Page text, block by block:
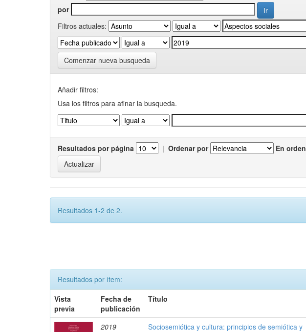
por
Filtros actuales:
Comenzar nueva busqueda
Añadir filtros:
Usa los filtros para afinar la busqueda.
Resultados por página | Ordenar por En orden
Resultados 1-2 de 2.
Resultados por ítem:
Vista
previa
Fecha de
publicación
Título
2019
Sociosemiótica y cultura: principios de semiótica y